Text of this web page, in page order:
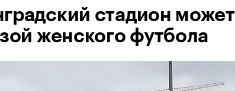
стадион может
женского футбола